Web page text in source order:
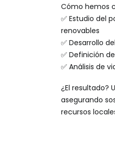
Cómo hemos
✅ Estudio del
renovables
✅ Desarrollo
✅ Definición
✅ Análisis de
¿El resultado?
asegurando
recursos